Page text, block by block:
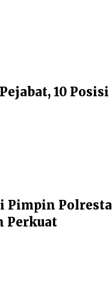
10 Posisi
Pimpin Polresta
Perkuat